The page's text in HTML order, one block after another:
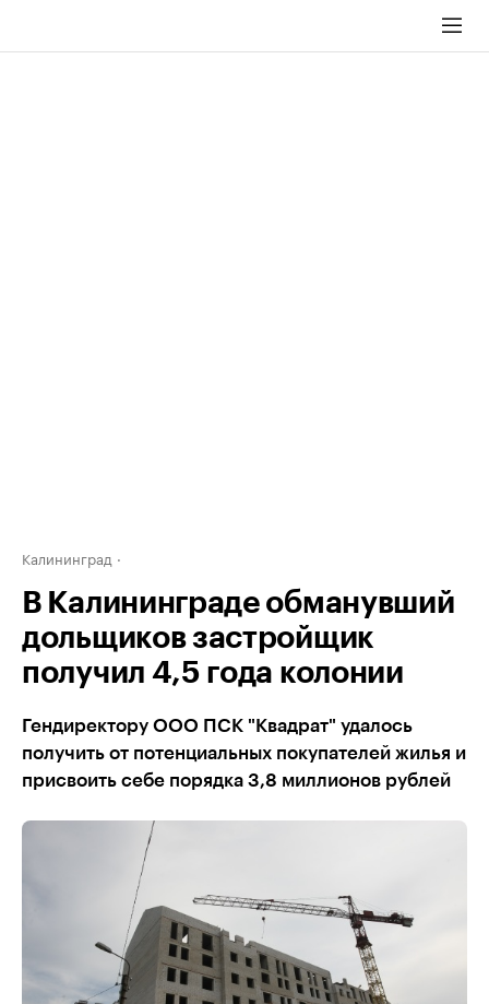
Калининград
В Калининграде обманувший
дольщиков застройщик
получил 4,5 года колонии
Гендиректору ООО ПСК "Квадрат" удалось
получить от потенциальных покупателей жилья и
присвоить себе порядка 3,8 миллионов рублей